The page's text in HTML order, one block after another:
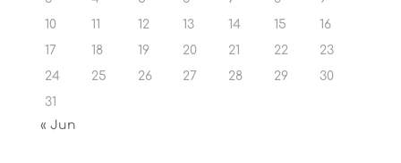
10
11 12 13 14 15
16
17
18 19 20 21 22
23
24
25 26 27 28 29
30
31
« Jun